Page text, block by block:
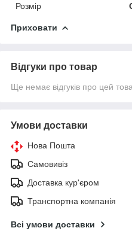
Розмір
Приховати
Відгуки про товар
Ще немає відгуків про цей
Умови доставки
Нова Пошта
Самовивіз
Доставка кур'єром
Транспортна компанія
Всі умови доставки